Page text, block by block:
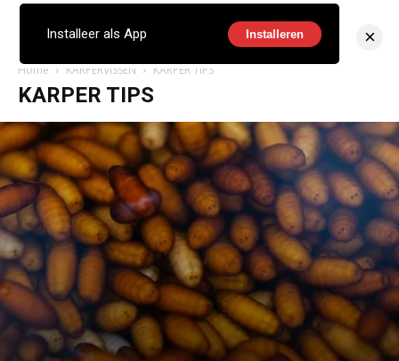
Home KARPERVISSEN KARPER TIPS
KARPER TIPS
Installeer als App Installeren ×